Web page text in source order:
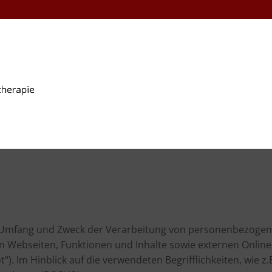
und Zweck der Verarbeitung von
Funktionen und Inhalte sowie externen
Im Hinblick auf die verwendeten Begrifflichkeiten, wie